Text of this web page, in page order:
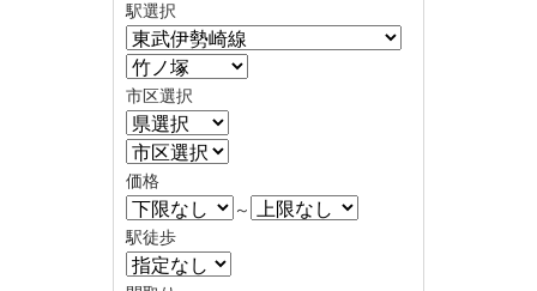
駅選択
市区選択
価格
～
駅徒歩